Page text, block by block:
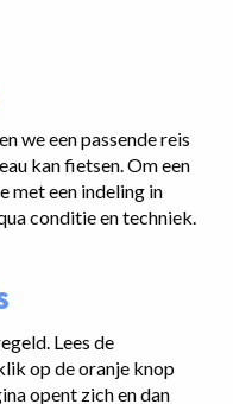
we een passende reis
kan fietsen. Om een
met een indeling in
conditie en techniek.
Lees de
op de oranje knop
opent zich en dan